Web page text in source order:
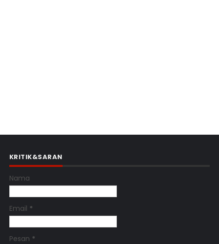
KRITIK&SARAN
Nama
Email *
Pesan *